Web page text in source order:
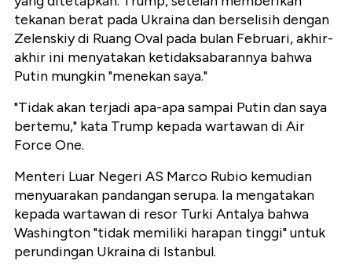
tekanan berat pada Ukraina dan berselisih dengan
Zelenskiy di Ruang Oval pada bulan Februari, akhir-
akhir ini menyatakan ketidaksabarannya bahwa
Putin mungkin "menekan saya."
"Tidak akan terjadi apa-apa sampai Putin dan saya
bertemu," kata Trump kepada wartawan di Air
Force One.
Menteri Luar Negeri AS Marco Rubio kemudian
menyuarakan pandangan serupa. Ia mengatakan
kepada wartawan di resor Turki Antalya bahwa
Washington "tidak memiliki harapan tinggi" untuk
perundingan Ukraina di Istanbul.